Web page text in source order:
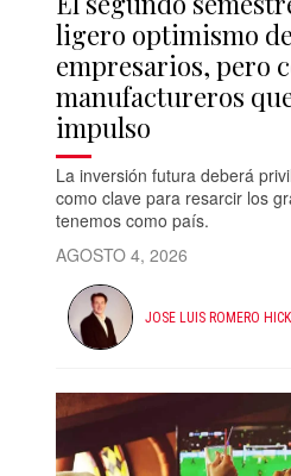
ligero optimismo
empresarios, pero
manufactureros
impulso
La inversión futura deberá
como clave para resarcir los
tenemos como país.
AGOSTO 4, 2026
JOSE LUIS ROMERO